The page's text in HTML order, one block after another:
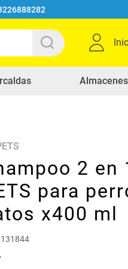
Almacenes
2 en
para
x400 ml
131844